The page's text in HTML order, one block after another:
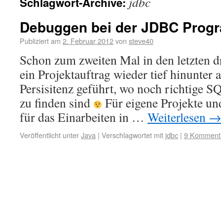
Debuggen bei der JDBC
Publiziert am 2. Februar 2012von steve40
Schon zum zweiten Mal in den letzten
ein Projektauftrag wieder tief hinunter
Persisitenz geführt, wo noch richtige
zu finden sind
Für eigene Projekte
für das Einarbeiten in … Weiterlesen →
Veröffentlicht unterJava | Verschlagwortet mit jdbc | 9